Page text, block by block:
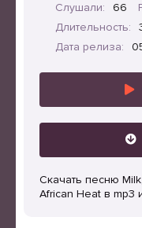
Слушали: 66
Длительность:
Дата релиза:
Скачать песню
African Heat в mp3